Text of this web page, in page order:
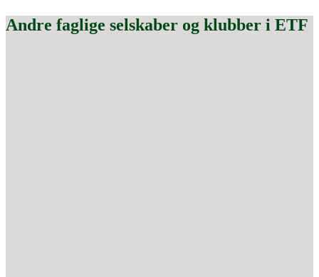
Andre faglige selskaber og klubber i ETF